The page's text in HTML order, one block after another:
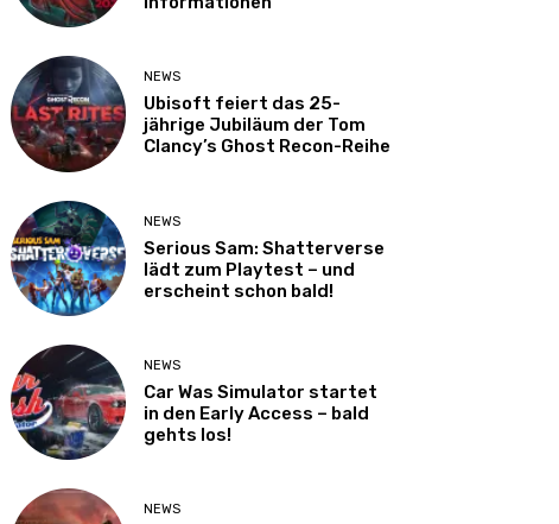
NEWS
Ubisoft feiert das 25-
jährige Jubiläum der Tom
Clancy’s Ghost Recon-Reihe
NEWS
Serious Sam: Shatterverse
lädt zum Playtest – und
erscheint schon bald!
NEWS
Car Was Simulator startet
in den Early Access – bald
gehts los!
NEWS